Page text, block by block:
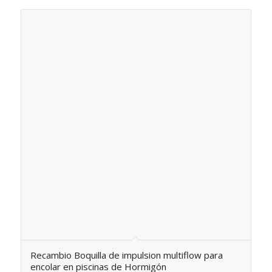
Recambio Boquilla de impulsion multiflow para
encolar en piscinas de Hormigón